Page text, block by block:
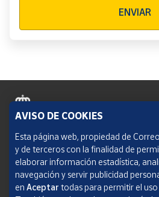
ENVIAR
Política de cookies
Aviso legal
Condiciones del servicio
AVISO DE COOKIES
Esta página web, propiedad de
y de terceros con la finalidad de
elaborar información estadística,
navegación y servir publicidad
en Aceptar todas para permitir el